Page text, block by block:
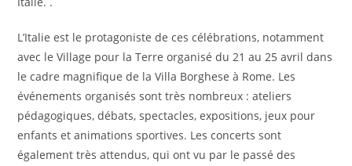
L’Italie est le protagoniste de ces célébrations, notamment
avec le Village pour la Terre organisé du 21 au 25 avril dans
le cadre magnifique de la Villa Borghese à Rome. Les
événements organisés sont très nombreux : ateliers
pédagogiques, débats, spectacles, expositions, jeux pour
enfants et animations sportives. Les concerts sont
également très attendus, qui ont vu par le passé des